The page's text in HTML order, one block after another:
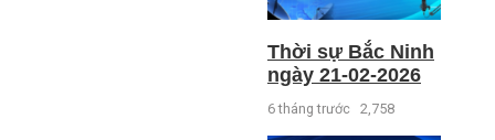
Thời sự Bắc Ninh
ngày 21-02-2026
6 tháng trước 2,758